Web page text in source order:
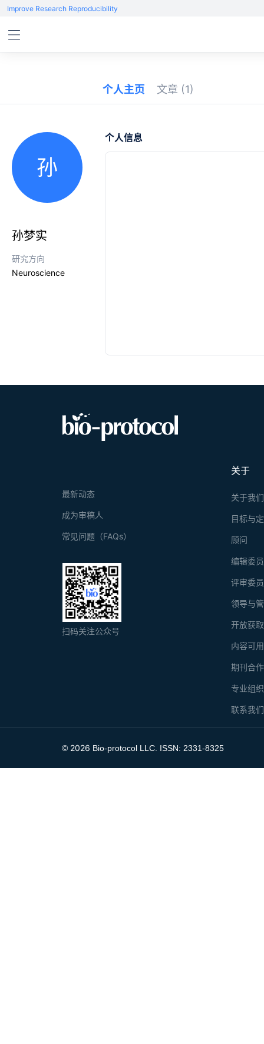
Improve Research Reproducibility
个人主页 文章 (1)
孙
孙梦实
研究方向
Neuroscience
个人信息
关于
关于我们
目标与
顾问
编辑委
评审委
领导与
开放获
内容可
期刊合
专业组
联系我们
最新动态
成为审稿人
常见问题（FAQs）
扫码关注公众号
© 2026 Bio-protocol LLC. ISSN: 2331-8325